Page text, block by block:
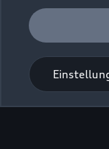
Zur Reparatur